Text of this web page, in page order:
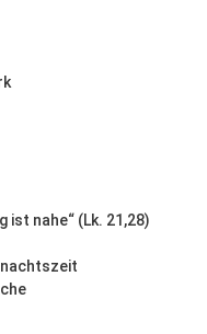
ist nahe“ (Lk. 21,28)